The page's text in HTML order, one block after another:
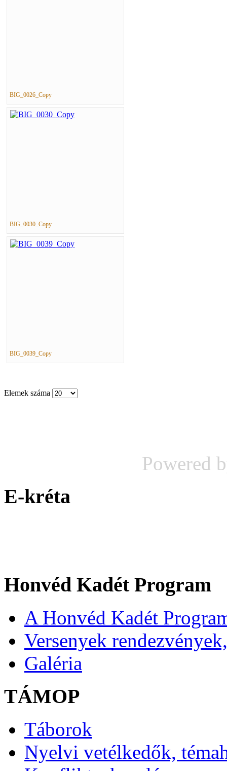
BIG_0026_Copy
BIG_0030_Copy
BIG_0039_Copy
Elemek száma
Powered
E-kréta
Honvéd Kadét Program
A Honvéd Kadét
Versenyek
Galéria
TÁMOP
Táborok
Nyelvi vetélkedők,